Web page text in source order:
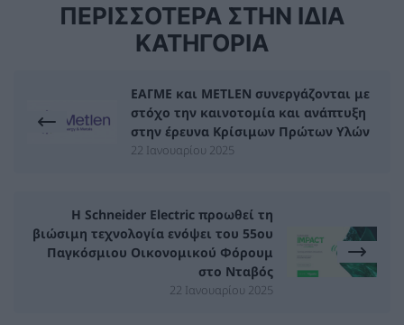
ΠΕΡΙΣΣΟΤΕΡΑ ΣΤΗΝ ΙΔΙΑ
ΚΑΤΗΓΟΡΙΑ
ΕΑΓΜΕ και METLEN συνεργάζονται με
στόχο την καινοτομία και ανάπτυξη
στην έρευνα Κρίσιμων Πρώτων Υλών
22 Ιανουαρίου 2025
Η Schneider Electric προωθεί τη
βιώσιμη τεχνολογία ενόψει του 55ου
Παγκόσμιου Οικονομικού Φόρουμ
στο Νταβός
22 Ιανουαρίου 2025